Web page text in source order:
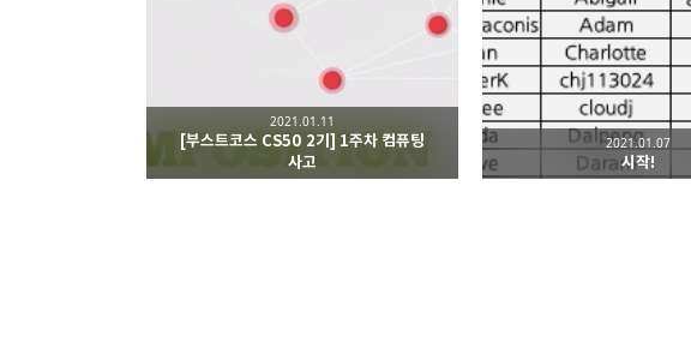
[부스트코스 CS50 2기] 1주차 컴퓨팅
사고
2021.01.11
시작!
2021.01.07